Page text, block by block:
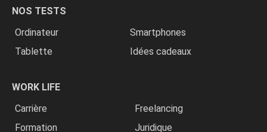
NOS TESTS
Ordinateur
Smartphones
Tablette
Idées cadeaux
WORK LIFE
Carrière
Freelancing
Formation
Juridique